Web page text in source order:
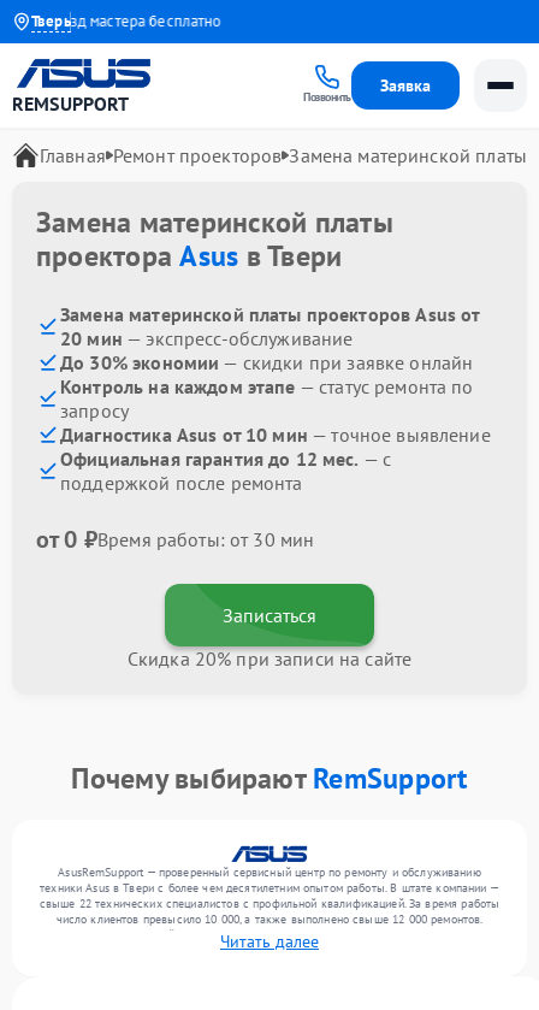
Тверь
Выезд мастера бесплатно
REMSUPPORT Позвонить
Заявка
Главная Ремонт проекторов Замена материнской платы
Замена материнской платы
проектораAsus в Твери
Замена материнской платы проекторов Asus от
20 мин — экспресс-обслуживание
До 30% экономии — скидки при заявке онлайн
Контроль на каждом этапе — статус ремонта по
запросу
Диагностика Asus от 10 мин — точное выявление
Официальная гарантия до 12 мес. — с
поддержкой после ремонта
от 0 ₽Время работы: от 30 мин
Записаться
Скидка 20% при записи на сайте
Почему выбираютRemSupport
AsusRemSupport — проверенный сервисный центр по ремонту и обслуживанию
техники Asus в Твери с более чем десятилетним опытом работы. В штате компании —
свыше 22 технических специалистов с профильной квалификацией. За время работы
число клиентов превысило 10 000, а также выполнено свыше 12 000 ремонтов.
Ежемесячно в сервисный центр поступает свыше 300 единиц техники, включая , , . Мы
работаем с широким спектром неисправностей и гарантируем высокое качество
Читать далее